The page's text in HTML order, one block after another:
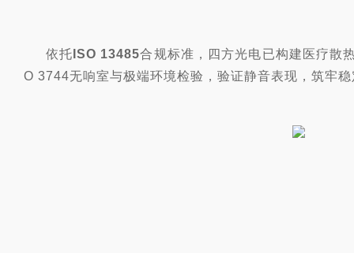
依托 ISO 13485合规标准，四方光电已构建医疗散
O 3744无响室与极端环境检验，验证静音表现，筑牢